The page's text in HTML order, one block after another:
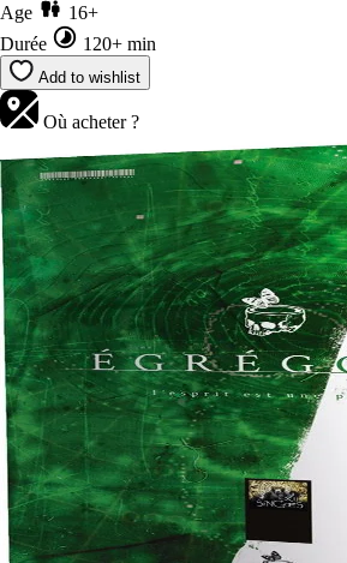
Age
16+
Durée
120+ min
Add to wishlist
Où acheter ?